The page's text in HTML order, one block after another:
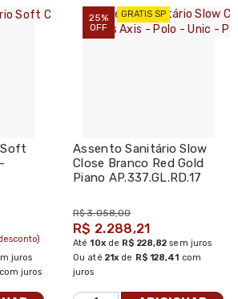
juros
com juros
25%
OFF
GRATIS SP
Assento Sanitário Slow
Close Branco Red Gold
Piano AP.337.GL.RD.17
- Piano - Deca
R$ 3.058,00
R$ 2.288,21
Até10xde R$ 228,82 sem juros
Ou até 21x de R$ 128,41 com
juros